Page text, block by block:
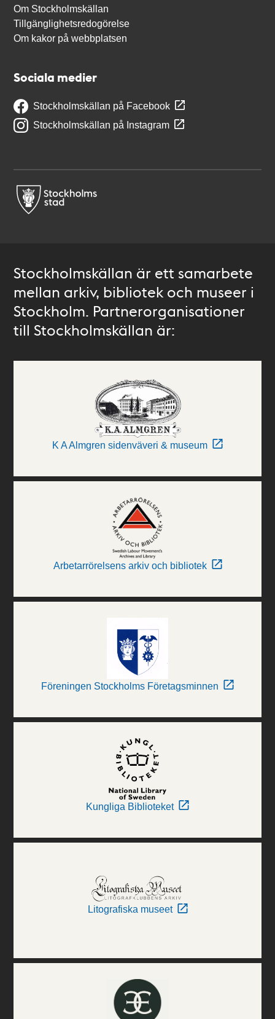
Om Stockholmskällan
Tillgänglighetsredogörelse
Om kakor på webbplatsen
Sociala medier
Stockholmskällan på Facebook
Stockholmskällan på Instagram
Stockholmskällan är ett samarbete
mellan arkiv, bibliotek och museer i
Stockholm. Partnerorganisationer
till Stockholmskällan är:
K A Almgren sidenväveri & museum
Arbetarrörelsens arkiv och bibliotek
Föreningen Stockholms Företagsminnen
Kungliga Biblioteket
Litografiska museet